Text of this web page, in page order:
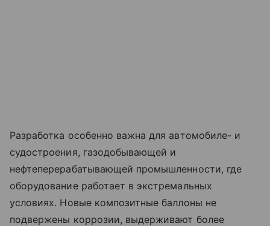
Разработка особенно важна для автомобиле- и
судостроения, газодобывающей и
нефтеперерабатывающей промышленности, где
оборудование работает в экстремальных
условиях. Новые композитные баллоны не
подвержены коррозии, выдерживают более